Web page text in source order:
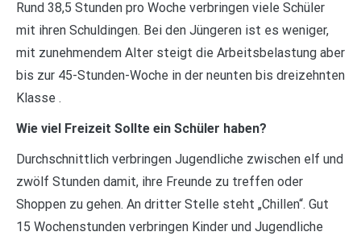
Rund 38,5 Stunden pro Woche verbringen viele Schüler
mit ihren Schuldingen. Bei den Jüngeren ist es weniger,
mit zunehmendem Alter steigt die Arbeitsbelastung aber
bis zur 45-Stunden-Woche in der neunten bis dreizehnten
Klasse .
Wie viel Freizeit Sollte ein Schüler haben?
Durchschnittlich verbringen Jugendliche zwischen elf und
zwölf Stunden damit, ihre Freunde zu treffen oder
Shoppen zu gehen. An dritter Stelle steht „Chillen“. Gut
15 Wochenstunden verbringen Kinder und Jugendliche